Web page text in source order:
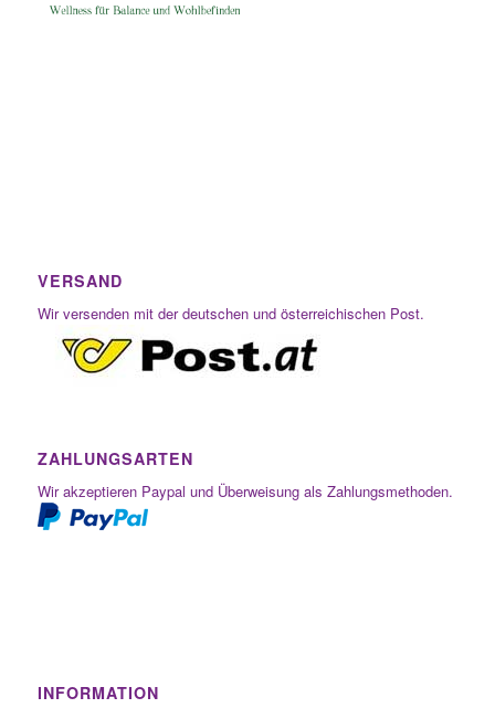
VERSAND
Wir versenden mit der deutschen und österreichischen Post.
ZAHLUNGSARTEN
Wir akzeptieren Paypal und Überweisung als Zahlungsmethoden.
INFORMATION